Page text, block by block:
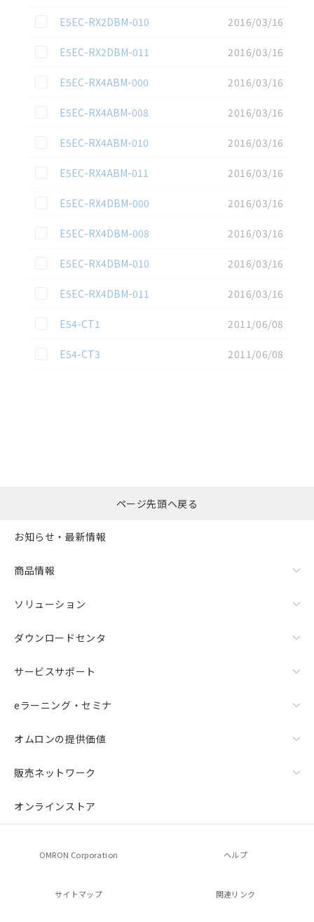
この資料を選択
E5EC-RX2DBM-010
2016/03/16
この資料を選択
E5EC-RX2DBM-011
2016/03/16
この資料を選択
E5EC-RX4ABM-000
2016/03/16
この資料を選択
E5EC-RX4ABM-008
2016/03/16
この資料を選択
E5EC-RX4ABM-010
2016/03/16
この資料を選択
E5EC-RX4ABM-011
2016/03/16
この資料を選択
E5EC-RX4DBM-000
2016/03/16
この資料を選択
E5EC-RX4DBM-008
2016/03/16
この資料を選択
E5EC-RX4DBM-010
2016/03/16
この資料を選択
E5EC-RX4DBM-011
2016/03/16
この資料を選択
E54-CT1
2011/06/08
この資料を選択
E54-CT3 2011/06/08
括ダウンロード
ページ先頭へ戻る
お知らせ・最新情報
商品情報
ソリューション
ダウンロードセンタ
サービスサポート
eラーニング・セミナ
オムロンの提供価値
販売ネットワーク
オンラインストア
OMRON Corporation ヘルプ
サイトマップ 関連リンク